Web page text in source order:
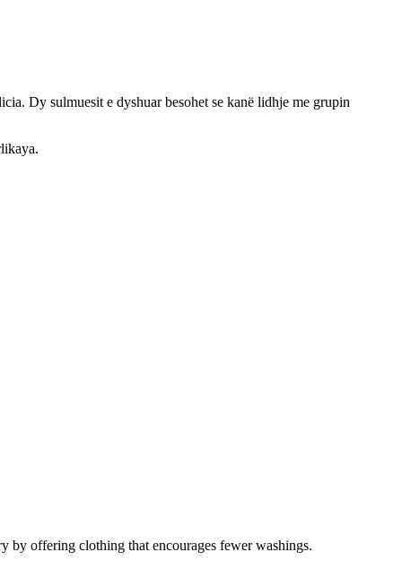
Dy sulmuesit e dyshuar besohet se kanë lidhje me grupin
by offering clothing that encourages fewer washings.